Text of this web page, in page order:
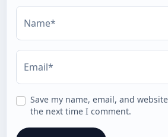
Name*
Email*
Save my name, email, and
the next time I comment.